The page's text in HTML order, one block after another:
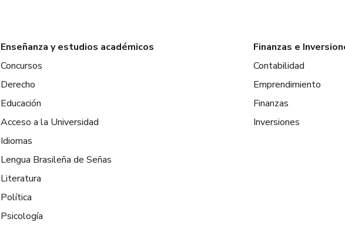
Enseñanza y estudios académicos
Concursos
Derecho
Educación
Acceso a la Universidad
Idiomas
Lengua Brasileña de Señas
Literatura
Política
Psicología
Finanzas e
Contabilidad
Emprendimiento
Finanzas
Inversiones